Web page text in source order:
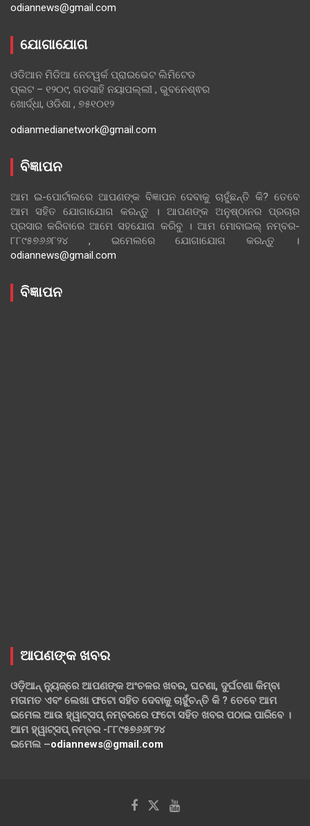
odiannews@gmail.com
ଯୋଗାଯୋଗ
ଓଡିଆନ ମିଡିଆ ନେଟୱର୍କ ପ୍ରାଇଭେଟ ଲିମିଟେଡ
ପ୍ଲଟ – ୧୨୦୯, ଗଡସାହି ନୟାପଲ୍ଲୀ , ଭୁବନେଶ୍ଵର
ଖୋର୍ଦ୍ଧା, ଓଡିଶା , ୭୫୧୦୧୨
odianmedianetwork@gmail.com
ବିଜ୍ଞାପନ
ଆମ ଇ-ପୋର୍ଟାଲରେ ଆପଣଙ୍କ ବିଜ୍ଞାପନ ଦେବାକୁ ଚାହୁଁଛନ୍ତି କି? ତେବେ
ଆମ ସହିତ ଯୋଗାଯୋଗ କରନ୍ତୁ । ଆପଣଙ୍କ ଅନୁଷ୍ଠାନର ପ୍ରଚାର
ପ୍ରସାର କରିବାରେ ଆମେ ସହଯୋଗ କରିବୁ । ଆମ ମୋବାଇଲ୍ ନମ୍ବର-
୮୮୯୫୭୬୬୮୨୪ , ଇମେଲରେ ଯୋଗାଯୋଗ କରନ୍ତୁ ।
odiannews@gmail.com
ବିଜ୍ଞାପନ
ଆପଣଙ୍କ ଖବର
ଓଡ଼ିଆନ୍ ନ୍ୟୁଜ୍‌ରେ ଆପଣଙ୍କ ଅଂଚଳର ଖବର, ଘଟଣା, ଦୁର୍ଘଟଣା କିମ୍ବା
ମତାମତ ଏବଂ ଲେଖା ଫଟୋ ସହିତ ଦେବାକୁ ଚାହୁଁଚନ୍ତି କି ? ତେବେ ଆମ
ଇମେଲ ଆଉ ହ୍ୱାଟ୍‌ସପ୍ ନମ୍ବରରେ ଫଟୋ ସହିତ ଖବର ପଠାଇ ପାରିବେ ।
ଆମ ହ୍ୱାଟ୍‌ସପ୍ ନମ୍ବର -୮୮୯୫୭୬୬୮୨୪
ଇମେଲ –odiannews@gmail.com